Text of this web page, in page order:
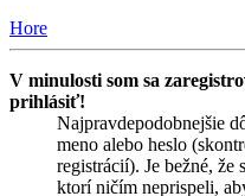
Hore
V minulosti som sa
prihlásiť!
Najpravdepodobnejšie
meno alebo heslo
registrácií). Je bežné, že
ktorí ničím neprispeli,